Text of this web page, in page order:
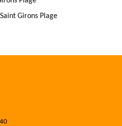
Girons Plage